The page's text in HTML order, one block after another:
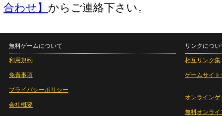
合わせ】 からご連絡下さい。
無料ゲームについて
利用規約
免責事項
プライバシーポリシー
会社概要
リンクについ
相互リンク集
ゲームサイト
オンラインゲ
無料オンライ